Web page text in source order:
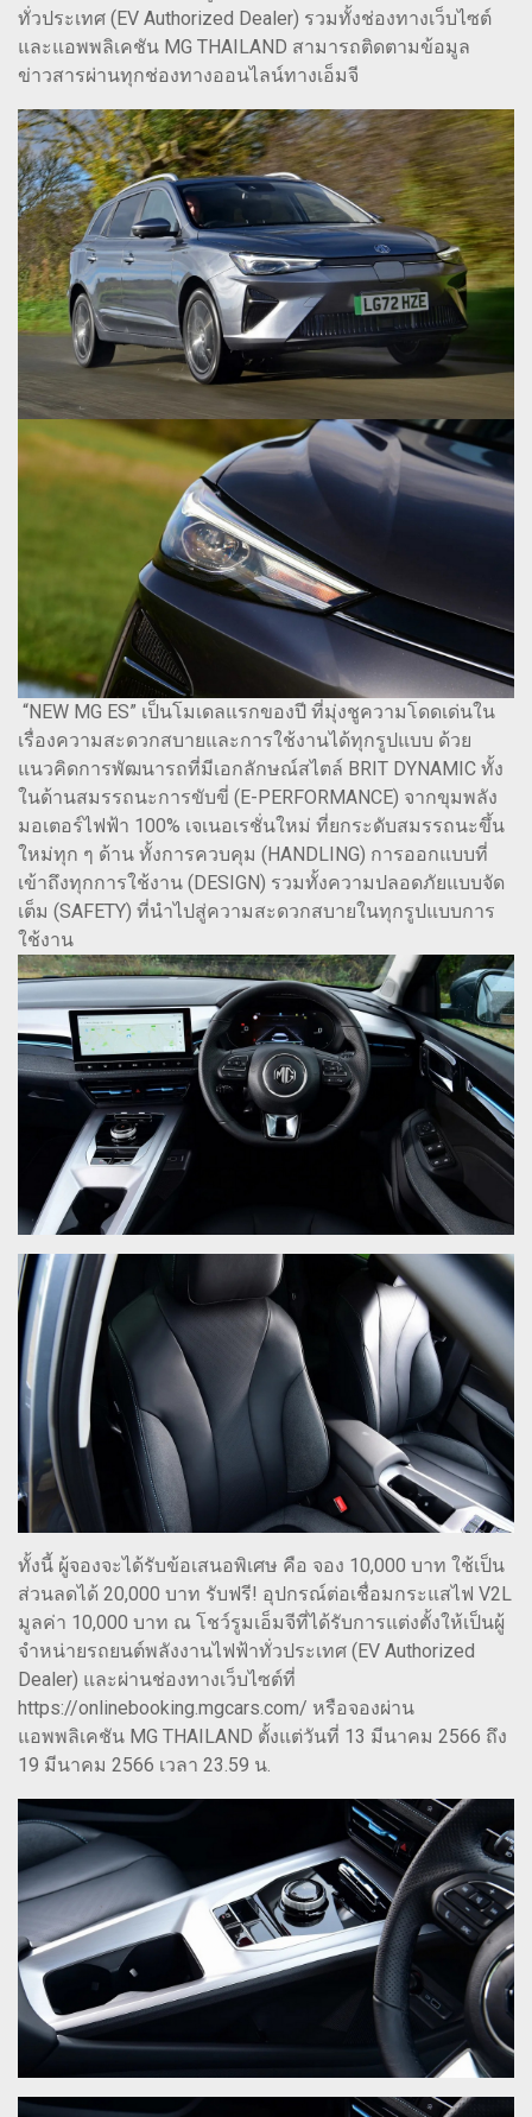
ทั่วประเทศ (EV Authorized Dealer) รวมทั้งช่องทางเว็บไซต์
และแอพพลิเคชัน MG THAILAND สามารถติดตามข้อมูล
ข่าวสารผ่านทุกช่องทางออนไลน์ทางเอ็มจี
“NEW MG ES” เป็นโมเดลแรกของปี ที่มุ่งชูความโดดเด่นใน
เรื่องความสะดวกสบายและการใช้งานได้ทุกรูปแบบ ด้วย
แนวคิดการพัฒนารถที่มีเอกลักษณ์สไตล์ BRIT DYNAMIC ทั้ง
ในด้านสมรรถนะการขับขี่ (E-PERFORMANCE) จากขุมพลัง
มอเตอร์ไฟฟ้า 100% เจเนอเรชั่นใหม่ ที่ยกระดับสมรรถนะขึ้น
ใหม่ทุก ๆ ด้าน ทั้งการควบคุม (HANDLING) การออกแบบที่
เข้าถึงทุกการใช้งาน (DESIGN) รวมทั้งความปลอดภัยแบบจัด
เต็ม (SAFETY) ที่นำไปสู่ความสะดวกสบายในทุกรูปแบบการ
ใช้งาน
ทั้งนี้ ผู้จองจะได้รับข้อเสนอพิเศษ คือ จอง 10,000 บาท ใช้เป็น
ส่วนลดได้ 20,000 บาท รับฟรี! อุปกรณ์ต่อเชื่อมกระแสไฟ V2L
มูลค่า 10,000 บาท ณ โชว์รูมเอ็มจีที่ได้รับการแต่งตั้งให้เป็นผู้
จำหน่ายรถยนต์พลังงานไฟฟ้าทั่วประเทศ (EV Authorized
Dealer) และผ่านช่องทางเว็บไซต์ที่
https://onlinebooking.mgcars.com/ หรือจองผ่าน
แอพพลิเคชัน MG THAILAND ตั้งแต่วันที่ 13 มีนาคม 2566 ถึง
19 มีนาคม 2566 เวลา 23.59 น.